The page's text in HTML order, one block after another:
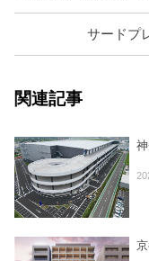
サードプ
関連記事